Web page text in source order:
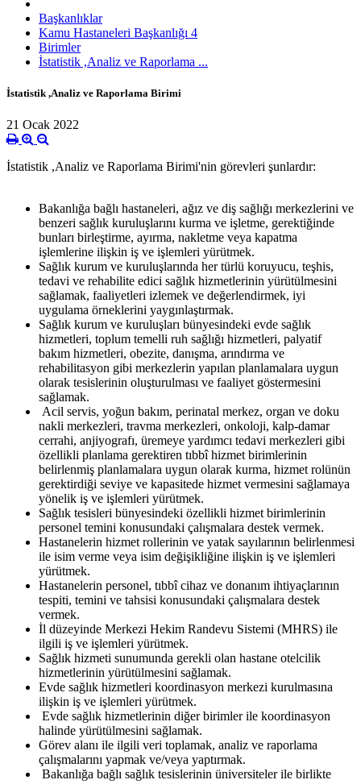
Başkanlıklar
Kamu Hastaneleri Başkanlığı 4
Birimler
İstatistik ,Analiz ve Raporlama ...
İstatistik ,Analiz ve Raporlama Birimi
21 Ocak 2022
İstatistik ,Analiz ve Raporlama Birimi'nin görevleri şunlardır:
Bakanlığa bağlı hastaneleri, ağız ve diş sağlığı merkezlerini ve
benzeri sağlık kuruluşlarını kurma ve işletme, gerektiğinde
bunları birleştirme, ayırma, nakletme veya kapatma
işlemlerine ilişkin iş ve işlemleri yürütmek.
Sağlık kurum ve kuruluşlarında her türlü koruyucu, teşhis,
tedavi ve rehabilite edici sağlık hizmetlerinin yürütülmesini
sağlamak, faaliyetleri izlemek ve değerlendirmek, iyi
uygulama örneklerini yaygınlaştırmak.
Sağlık kurum ve kuruluşları bünyesindeki evde sağlık
hizmetleri, toplum temelli ruh sağlığı hizmetleri, palyatif
bakım hizmetleri, obezite, danışma, arındırma ve
rehabilitasyon gibi merkezlerin yapılan planlamalara uygun
olarak tesislerinin oluşturulması ve faaliyet göstermesini
sağlamak.
Acil servis, yoğun bakım, perinatal merkez, organ ve doku
nakli merkezleri, travma merkezleri, onkoloji, kalp-damar
cerrahi, anjiyografı, üremeye yardımcı tedavi merkezleri gibi
özellikli planlama gerektiren tıbbî hizmet birimlerinin
belirlenmiş planlamalara uygun olarak kurma, hizmet rolünün
gerektirdiği seviye ve kapasitede hizmet vermesini sağlamaya
yönelik iş ve işlemleri yürütmek.
Sağlık tesisleri bünyesindeki özellikli hizmet birimlerinin
personel temini konusundaki çalışmalara destek vermek.
Hastanelerin hizmet rollerinin ve yatak sayılarının belirlenmesi
ile isim verme veya isim değişikliğine ilişkin iş ve işlemleri
yürütmek.
Hastanelerin personel, tıbbî cihaz ve donanım ihtiyaçlarının
tespiti, temini ve tahsisi konusundaki çalışmalara destek
vermek.
İl düzeyinde Merkezi Hekim Randevu Sistemi (MHRS) ile
ilgili iş ve işlemleri yürütmek.
Sağlık hizmeti sunumunda gerekli olan hastane otelcilik
hizmetlerinin yürütülmesini sağlamak.
Evde sağlık hizmetleri koordinasyon merkezi kurulmasına
ilişkin iş ve işlemleri yürütmek.
Evde sağlık hizmetlerinin diğer birimler ile koordinasyon
halinde yürütülmesini sağlamak.
Görev alanı ile ilgili veri toplamak, analiz ve raporlama
çalışmalarını yapmak ve/veya yaptırmak.
Bakanlığa bağlı sağlık tesislerinin üniversiteler ile birlikte